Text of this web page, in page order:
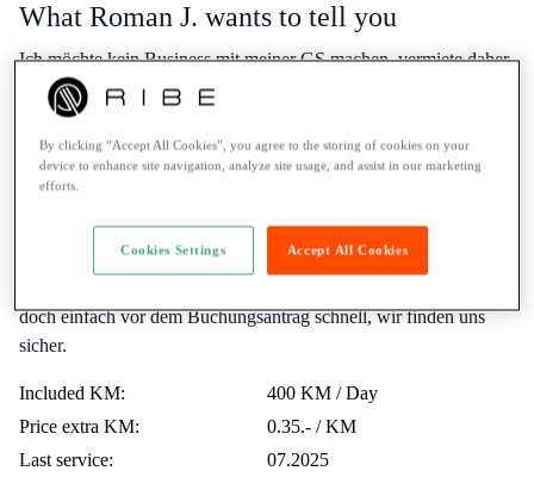
What Roman J. wants to tell you
Ich möchte kein Business mit meiner GS machen, vermiete daher
nur wenn die Symapthie auch passt, die passt aber eigentlich eh
immer. Schreib mir schnell eine Nachricht wenns geht.Grösse
(kein Töff für 165cm, sorry) Wohin gehts, Erfahrung mit Töffs,
Abholung koordinieren usw. dann schnell per Telefon. Kein
ich eigentlich faire inkludierte Kilometer (möchte ja auch nicht
draufzahlen, Services, Benzin, Bremsen etc kostet alles ja auch
doch einfach vor dem Buchungsantrag schnell, wir finden uns
sicher.
Included KM:
400 KM / Day
Price extra KM:
0.35.- / KM
Last service:
07.2025
By clicking “Accept All Cookies”, you agree to the storing of cookies on your
device to enhance site navigation, analyze site usage, and assist in our marketing
efforts.
Accept All Cookies
Cookies Settings